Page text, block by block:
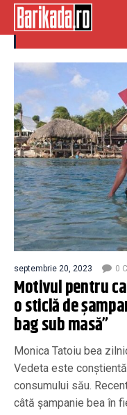
TATOIU
septembrie 20, 2023 0
Motivul pentru
o sticlă de
bag sub masă”
Monica Tatoiu bea
Vedeta este
consumului său.
câtă șampanie bea în